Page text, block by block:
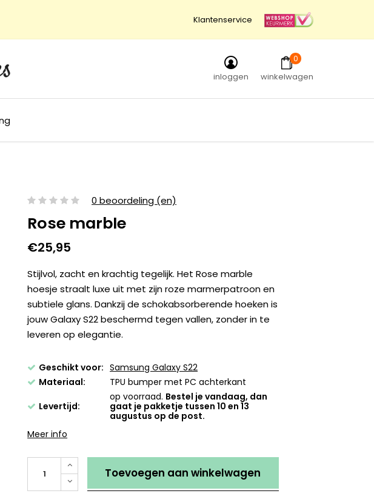
Klantenservice
inloggen
0
winkelwagen
0 beoordeling (en)
Rose marble
€25,95
Stijlvol, zacht en krachtig tegelijk. Het Rose marble
hoesje straalt luxe uit met zijn roze marmerpatroon en
subtiele glans. Dankzij de schokabsorberende hoeken is
jouw Galaxy S22 beschermd tegen vallen, zonder in te
leveren op elegantie.
Geschikt voor: Samsung Galaxy S22
Materiaal:
TPU bumper met PC achterkant
Levertijd:
op voorraad. Bestel je vandaag, dan
gaat je pakketje tussen 10 en 13
augustus op de post.
Meer info
Toevoegen aan winkelwagen